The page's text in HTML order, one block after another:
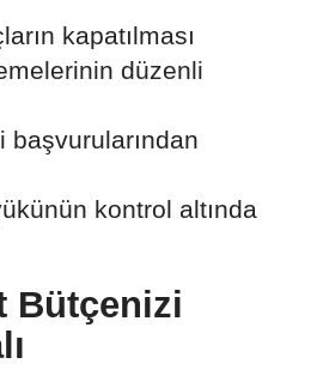
kapatılması
düzenli
başvurularından
kontrol altında
Bütçenizi